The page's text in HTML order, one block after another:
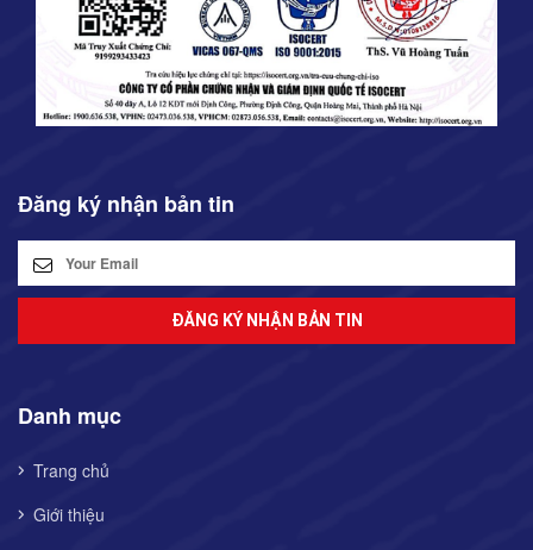
Đăng ký nhận bản tin
ĐĂNG KÝ NHẬN BẢN TIN
Danh mục
Trang chủ
Giới thiệu